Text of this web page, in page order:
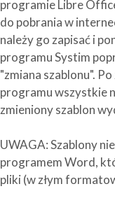
programie Libre
do pobrania w
należy go zapisać i
programu Systim
"zmiana szablonu".
programu wszystkie
zmieniony szablon
UWAGA: Szablony
programem Word,
pliki (w złym